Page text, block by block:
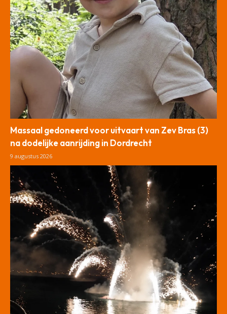
Massaal gedoneerd voor uitvaart van Zev Bras (3)
na dodelijke aanrijding in Dordrecht
9 augustus 2026